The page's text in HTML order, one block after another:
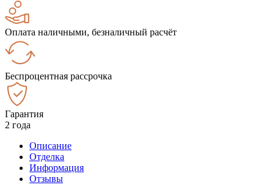
Оплата наличными, безналичный расчёт
Беспроцентная рассрочка
Гарантия
2 года
Описание
Отделка
Информация
Отзывы